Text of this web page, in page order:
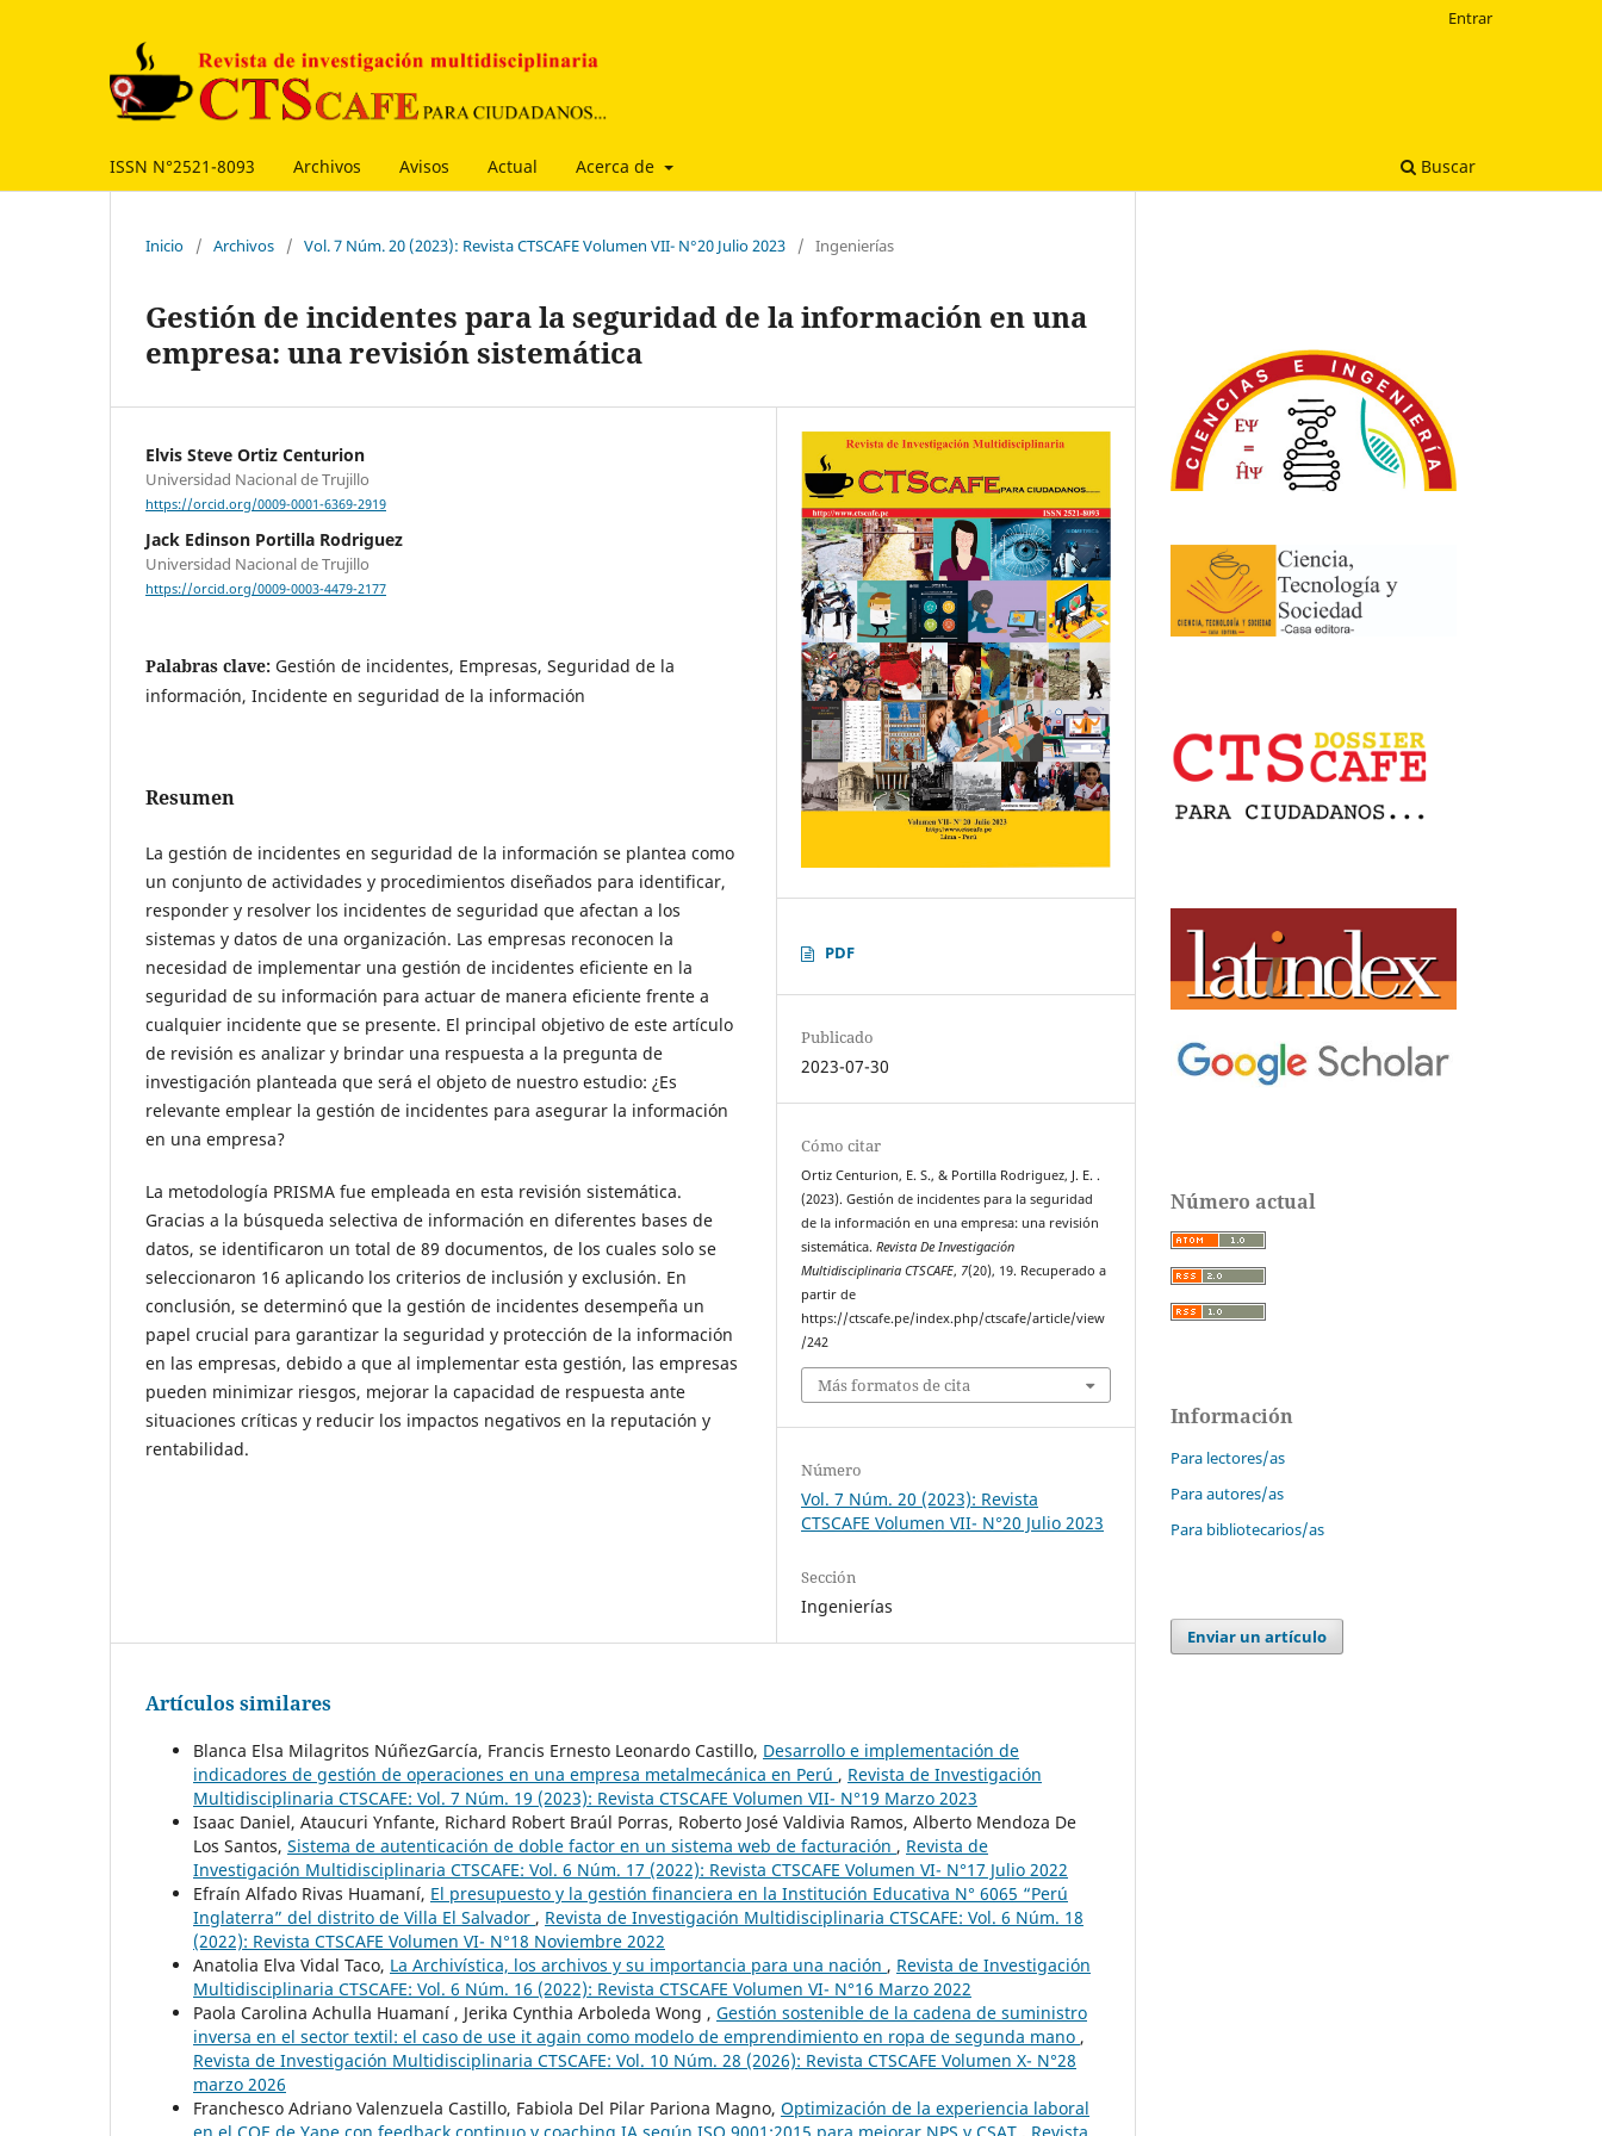
ISSN N°2521-8093 Archivos Avisos Actual Acerca de Buscar
Entrar
Inicio / Archivos / Vol. 7 Núm. 20 (2023): Revista CTSCAFE Volumen VII- N°20 Julio 2023 / Ingenierías
Gestión de incidentes para la seguridad de la información en una
empresa: una revisión sistemática
Elvis Steve Ortiz Centurion
Universidad Nacional de Trujillo
https://orcid.org/0009-0001-6369-2919
Jack Edinson Portilla Rodriguez
Universidad Nacional de Trujillo
https://orcid.org/0009-0003-4479-2177
Palabras clave: Gestión de incidentes, Empresas, Seguridad de la
información, Incidente en seguridad de la información
Resumen
La gestión de incidentes en seguridad de la información se plantea como
un conjunto de actividades y procedimientos diseñados para identificar,
responder y resolver los incidentes de seguridad que afectan a los
sistemas y datos de una organización. Las empresas reconocen la
necesidad de implementar una gestión de incidentes eficiente en la
seguridad de su información para actuar de manera eficiente frente a
cualquier incidente que se presente. El principal objetivo de este artículo
de revisión es analizar y brindar una respuesta a la pregunta de
investigación planteada que será el objeto de nuestro estudio: ¿Es
relevante emplear la gestión de incidentes para asegurar la información
en una empresa?
La metodología PRISMA fue empleada en esta revisión sistemática.
Gracias a la búsqueda selectiva de información en diferentes bases de
datos, se identificaron un total de 89 documentos, de los cuales solo se
seleccionaron 16 aplicando los criterios de inclusión y exclusión. En
conclusión, se determinó que la gestión de incidentes desempeña un
papel crucial para garantizar la seguridad y protección de la información
en las empresas, debido a que al implementar esta gestión, las empresas
pueden minimizar riesgos, mejorar la capacidad de respuesta ante
situaciones críticas y reducir los impactos negativos en la reputación y
rentabilidad.
PDF
Publicado
2023-07-30
Cómo citar
Ortiz Centurion, E. S., & Portilla Rodriguez, J. E. .
(2023). Gestión de incidentes para la seguridad
de la información en una empresa: una revisión
sistemática.Revista De Investigación
Multidisciplinaria CTSCAFE, 7(20), 19. Recuperado a
partir de
https://ctscafe.pe/index.php/ctscafe/article/view
/242
Más formatos de cita
Número
Vol. 7 Núm. 20 (2023): Revista
CTSCAFE Volumen VII- N°20 Julio 2023
Sección
Ingenierías
Artículos similares
Blanca Elsa Milagritos NúñezGarcía, Francis Ernesto Leonardo Castillo, Desarrollo e implementación de
indicadores de gestión de operaciones en una empresa metalmecánica en Perú , Revista de Investigación
Multidisciplinaria CTSCAFE: Vol. 7 Núm. 19 (2023): Revista CTSCAFE Volumen VII- N°19 Marzo 2023
Isaac Daniel, Ataucuri Ynfante, Richard Robert Braúl Porras, Roberto José Valdivia Ramos, Alberto Mendoza De
Los Santos, Sistema de autenticación de doble factor en un sistema web de facturación , Revista de
Investigación Multidisciplinaria CTSCAFE: Vol. 6 Núm. 17 (2022): Revista CTSCAFE Volumen VI- N°17 Julio 2022
Efraín Alfado Rivas Huamaní, El presupuesto y la gestión financiera en la Institución Educativa N° 6065 “Perú
Inglaterra” del distrito de Villa El Salvador , Revista de Investigación Multidisciplinaria CTSCAFE: Vol. 6 Núm. 18
(2022): Revista CTSCAFE Volumen VI- N°18 Noviembre 2022
Anatolia Elva Vidal Taco, La Archivística, los archivos y su importancia para una nación , Revista de Investigación
Multidisciplinaria CTSCAFE: Vol. 6 Núm. 16 (2022): Revista CTSCAFE Volumen VI- N°16 Marzo 2022
Paola Carolina Achulla Huamaní , Jerika Cynthia Arboleda Wong , Gestión sostenible de la cadena de suministro
inversa en el sector textil: el caso de use it again como modelo de emprendimiento en ropa de segunda mano ,
Revista de Investigación Multidisciplinaria CTSCAFE: Vol. 10 Núm. 28 (2026): Revista CTSCAFE Volumen X- N°28
marzo 2026
Franchesco Adriano Valenzuela Castillo, Fabiola Del Pilar Pariona Magno, Optimización de la experiencia laboral
en el COE de Yape con feedback continuo y coaching IA según ISO 9001:2015 para mejorar NPS y CSAT , Revista
Número actual
Información
Para lectores/as
Para autores/as
Para bibliotecarios/as
Enviar un artículo